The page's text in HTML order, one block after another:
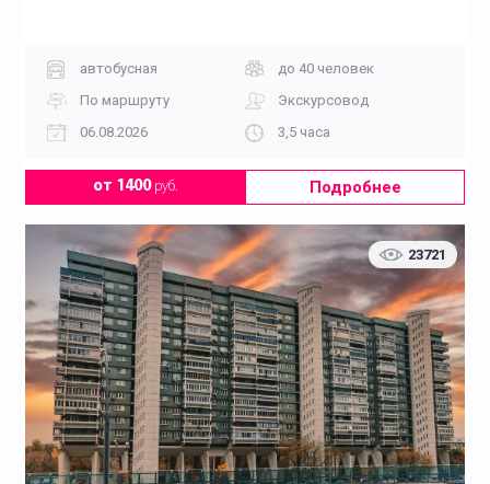
автобусная
до 40 человек
По маршруту
Экскурсовод
06.08.2026
3,5 часа
от 1400руб. Подробнее
23721